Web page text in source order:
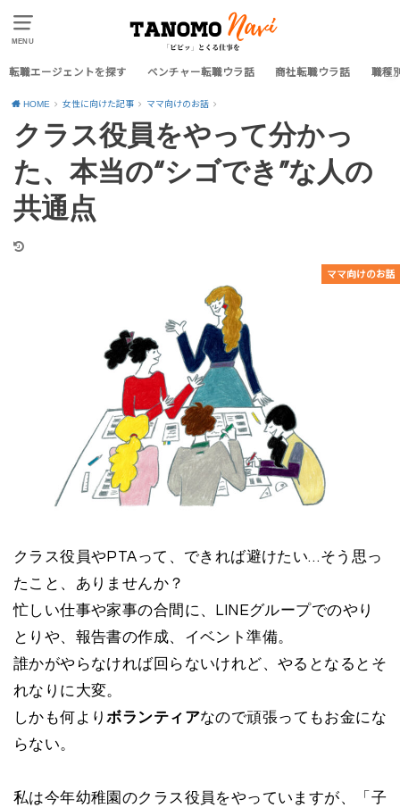
MENU
転職エージェントを探す ベンチャー転職ウラ話 商社転職ウラ話 職種
HOME 女性に向けた記事 ママ向けのお話
クラス役員をやって分かっ
た、本当の“シゴでき”な人の
共通点
ママ向けのお話
クラス役員やPTAって、できれば避けたい…そう思っ
たこと、ありませんか？
忙しい仕事や家事の合間に、LINEグループでのやり
とりや、報告書の作成、イベント準備。
誰かがやらなければ回らないけれど、やるとなるとそ
れなりに大変。
しかも何よりボランティアなので頑張ってもお金にな
らない。
私は今年幼稚園のクラス役員をやっていますが、「子